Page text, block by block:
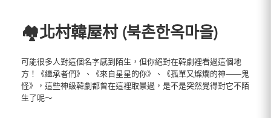
🏘️北村韓屋村 (북촌한옥마을)
可能很多人對這個名字感到陌生，但你絕對在韓劇裡看過這個地
方！《繼承者們》、《來自星星的你》、《孤單又燦爛的神——鬼
怪》，這些神級韓劇都曾在這裡取景過，是不是突然覺得對它不陌
生了呢～